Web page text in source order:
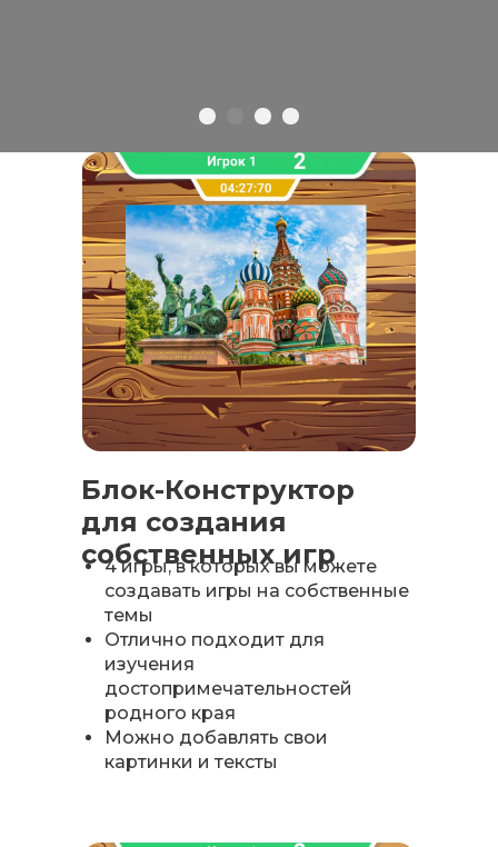
Блок-Конструктор
для создания
собственных игр
4 игры, в которых вы можете
создавать игры на собственные
темы
Отлично подходит для
изучения
достопримечательностей
родного края
Можно добавлять свои
картинки и тексты